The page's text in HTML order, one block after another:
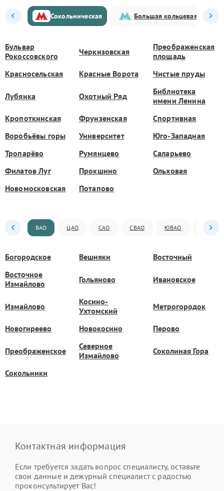
Сокольническая Большая кольцевая
Бульвар
Рокоссовского
Черкизовская
Преображенская
площадь
Красносельская
Красные Ворота Чистые пруды
Лубянка Охотный Ряд
Библиотека
имени Ленина
Кропоткинская
Фрунзенская
Спортивная
Воробьёвы горы
Университет
Юго-Западная
Тропарёво
Румянцево
Саларьево
Филатов Луг
Прокшино
Ольховая
Новомосковская
Потапово
ВАО ЦАО САО СВАО ЮВАО ЮАО
Богородское Вешняки
Восточный
Восточное
Измайлово
Гольяново Ивановское
Измайлово
Косино-
Ухтомский
Метрогородок
Новогиреево Новокосино Перово
Преображенское
Северное
Измайлово
Соколиная Гора
Сокольники
Контактная информация
Если требуется задать вопрос специалисту, оставьте
свои данные и дежурный специалист с радостью
проконсультирует Вас!